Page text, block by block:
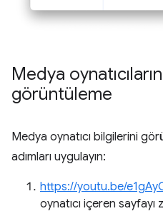
Medya
görüntüleme
Medya oynatıcı bilgilerini
adımları uygulayın:
https://youtu.be/
oynatıcı içeren sayfayı